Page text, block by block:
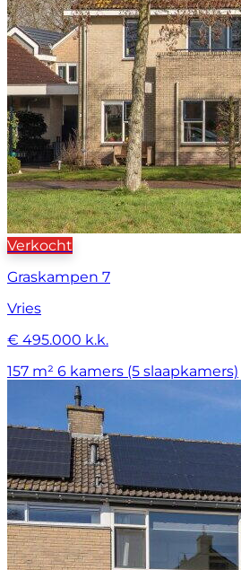
Verkocht
Graskampen 7
Vries
€ 495.000 k.k.
157 m² 6 kamers (5 slaapkamers)